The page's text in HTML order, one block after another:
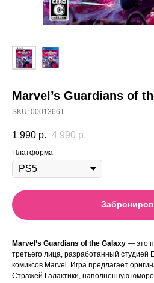
Marvel’s Guardians of
SKU: 00013661
1 990 р. 4 990 р.
Платформа
Marvel’s Guardians of the Galaxy — это
третьего лица, разработанный студией
комиксов Marvel. Игра предлагает
Стражей Галактики, наполненную